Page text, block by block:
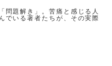
問題解き」。苦痛と感じる人
でいる著者たちが、その実際